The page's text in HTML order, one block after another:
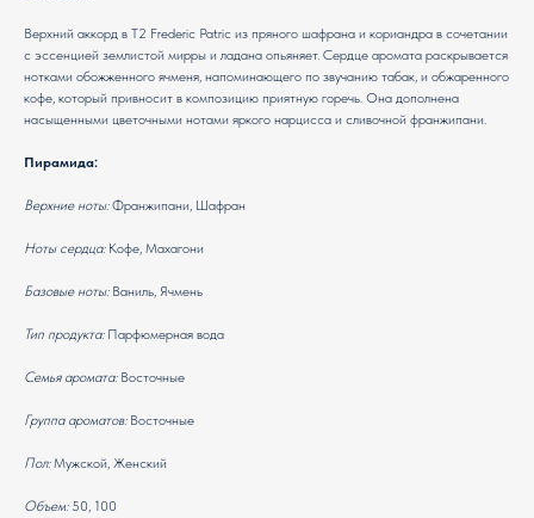
Верхний аккорд в T2 Frederic Patric из пряного шафрана и кориандра в сочетании
с эссенцией землистой мирры и ладана опьяняет. Сердце аромата раскрывается
нотками обожженного ячменя, напоминающего по звучанию табак, и обжаренного
кофе, который привносит в композицию приятную горечь. Она дополнена
насыщенными цветочными нотами яркого нарцисса и сливочной франжипани.
Пирамида:
Верхние ноты:Франжипани, Шафран
Ноты сердца: Кофе, Махагони
Базовые ноты:Ваниль, Ячмень
Тип продукта:Парфюмерная вода
Семья аромата:Восточные
Группа ароматов:Восточные
Пол:Мужской, Женский
Объем:50, 100